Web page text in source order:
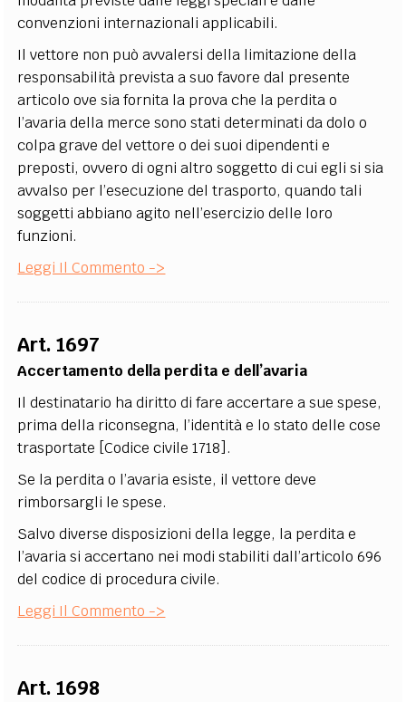
convenzioni internazionali applicabili.
Il vettore non può avvalersi della limitazione della
responsabilità prevista a suo favore dal presente
articolo ove sia fornita la prova che la perdita o
l’avaria della merce sono stati determinati da dolo o
colpa grave del vettore o dei suoi dipendenti e
preposti, ovvero di ogni altro soggetto di cui egli si sia
avvalso per l’esecuzione del trasporto, quando tali
soggetti abbiano agito nell’esercizio delle loro
funzioni.
Leggi Il Commento ->
Art. 1697
Accertamento della perdita e dell’avaria
Il destinatario ha diritto di fare accertare a sue spese,
prima della riconsegna, l’identità e lo stato delle cose
trasportate [Codice civile 1718].
Se la perdita o l’avaria esiste, il vettore deve
rimborsargli le spese.
Salvo diverse disposizioni della legge, la perdita e
l’avaria si accertano nei modi stabiliti dall’articolo 696
del codice di procedura civile.
Leggi Il Commento ->
Art. 1698